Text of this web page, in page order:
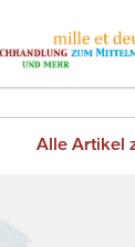
Alle Artikel